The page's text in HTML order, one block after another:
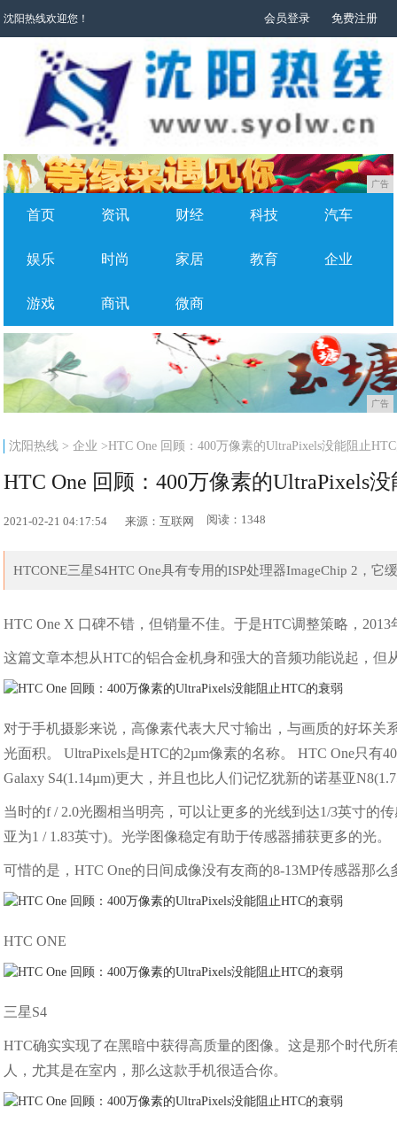
沈阳热线欢迎您！ 会员登录 免费注册
广告
首页 资讯 财经 科技 汽车
娱乐 时尚 家居 教育 企业
游戏 商讯 微商
广告
沈阳热线 >企业 >HTC One 回顾：400万像素的UltraPixels没能阻止
HTC One 回顾：400万像素的UltraPixels
2021-02-21 04:17:54 来源：互联网 阅读：1348
HTCONE三星S4HTC One具有专用的ISP处理器ImageChip 2，它
HTC One X 口碑不错，但销量不佳。于是HTC调整策略，
这篇文章本想从HTC的铝合金机身和强大的音频功能说起，
对于手机摄影来说，高像素代表大尺寸输出，与画质的好坏
光面积。 UltraPixels是HTC的2µm像素的名称。 HTC One只有
Galaxy S4(1.14µm)更大，并且也比人们记忆犹新的诺基亚
当时的f / 2.0光圈相当明亮，可以让更多的光线到达1/3英寸的
亚为1 / 1.83英寸)。光学图像稳定有助于传感器捕获更多的光。
可惜的是，HTC One的日间成像没有友商的8-13MP传感器那么
HTC ONE
三星S4
HTC确实实现了在黑暗中获得高质量的图像。这是那个时代
人，尤其是在室内，那么这款手机很适合你。